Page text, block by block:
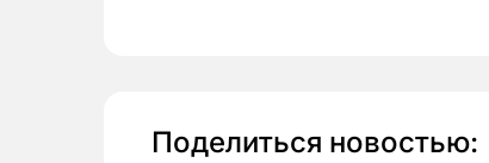
Поделиться новостью: